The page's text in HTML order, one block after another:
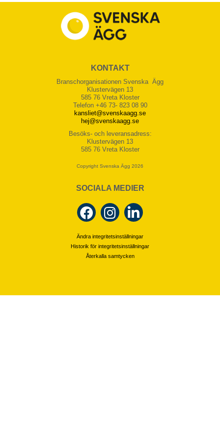
KONTAKT
Branschorganisationen Svenska Ägg
Klustervägen 13
585 76 Vreta Kloster
Telefon +46 73- 823 08 90
kansliet@svenskaagg.se
hej@svenskaagg.se
Besöks- och leveransadress:
Klustervägen 13
585 76 Vreta Kloster
Copyright Svenska Ägg 2026
SOCIALA MEDIER
Ändra integritetsinställningar
Historik för integritetsinställningar
Återkalla samtycken